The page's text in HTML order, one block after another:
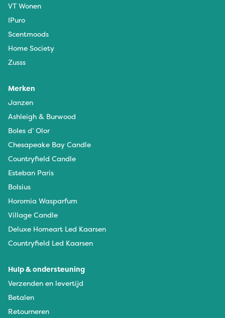
VT Wonen
IPuro
Scentmoods
Home Society
Zusss
Merken
Janzen
Ashleigh & Burwood
Boles d’ Olor
Chesapeake Bay Candle
Countryfield Candle
Esteban Paris
Bolsius
Horomia Wasparfum
Village Candle
Deluxe Homeart Led Kaarsen
Countryfield Led Kaarsen
Hulp & ondersteuning
Verzenden en levertijd
Betalen
Retourneren